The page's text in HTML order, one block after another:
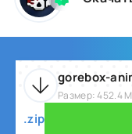
gorebox-
Размер: 452.4
.zip